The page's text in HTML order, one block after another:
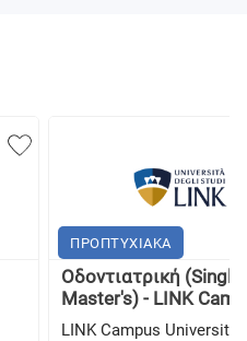
ΠΡΟΠΤΥΧΙΑΚΑ
Οδοντιατρική (Single
Master's) - LINK
LINK Campus University